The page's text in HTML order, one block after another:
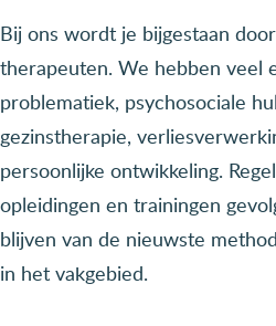
Bij ons wordt je bijgestaan
therapeuten. We hebben veel
problematiek, psychosociale
gezinstherapie,
persoonlijke ontwikkeling.
opleidingen en trainingen
blijven van de nieuwste
in het vakgebied.